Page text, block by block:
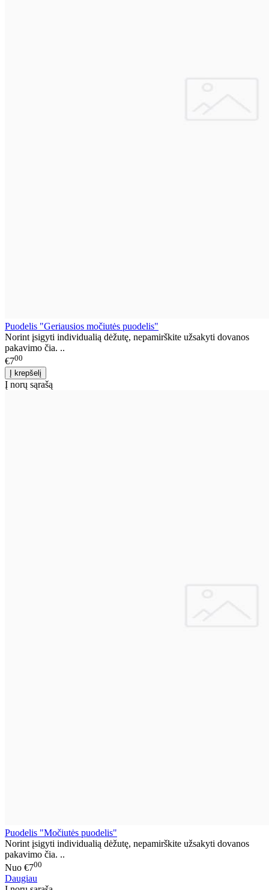
Puodelis "Geriausios močiutės puodelis"
Norint įsigyti individualią dėžutę, nepamirškite užsakyti dovanos
pakavimo čia. ..
€700
Į norų sąrašą
Puodelis "Močiutės puodelis"
Norint įsigyti individualią dėžutę, nepamirškite užsakyti dovanos
pakavimo čia. ..
Nuo €700
Daugiau